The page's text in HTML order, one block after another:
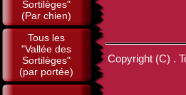
Sortilèges"
(Par chien)
Tous les
"Vallée des
Sortilèges"
(par portée)
Copyright (C) .